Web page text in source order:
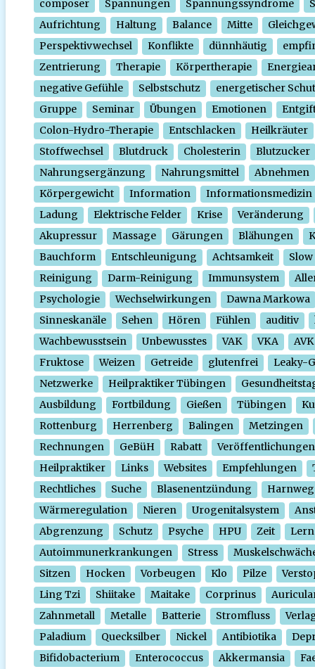
composer Spannungen Spannungssyndrome
Aufrichtung
Haltung Balance Mitte
Perspektivwechsel
Konflikte dünnhäutig
Zentrierung
Therapie Körpertherapie
negative Gefühle
Selbstschutz
energetischer
Gruppe
Seminar Übungen Emotionen
Colon-Hydro-Therapie
Entschlacken
Heilkräuter
Stoffwechsel
Blutdruck Cholesterin
Blutzucker
Nahrungsergänzung
Nahrungsmittel
Abnehmen
Körpergewicht
Information
Informationsmedizin
Ladung
Elektrische Felder Krise
Veränderung
Akupressur
Massage Gärungen Blähungen
Bauchform
Entschleunigung Achtsamkeit
Slow
Reinigung
Darm-Reinigung Immunsystem
Psychologie
Wechselwirkungen
Dawna Markowa
Sinneskanäle
Sehen Hören Fühlen auditiv
Wachbewusstsein
Unbewusstes VAK VKA
AVK
Fruktose
Weizen Getreide glutenfrei
Leaky-
Netzwerke
Heilpraktiker Tübingen
Ausbildung
Fortbildung Gießen Tübingen
Rottenburg
Herrenberg Balingen
Metzingen
Rechnungen
GeBüH Rabatt
Veröffentlichungen
Heilpraktiker
Links Websites Empfehlungen
Rechtliches
Suche Blasenentzündung
Wärmeregulation
Nieren Urogenitalsystem
Abgrenzung
Schutz Psyche HPU Zeit
Autoimmunerkrankungen
Stress
Sitzen
Hocken Vorbeugen Klo Pilze
Ling Tzi
Shiitake Maitake Corprinus
Zahnmetall
Metalle Batterie Stromfluss
Paladium
Quecksilber Nickel Antibiotika
Bifidobacterium
Enterococcus Akkermansia